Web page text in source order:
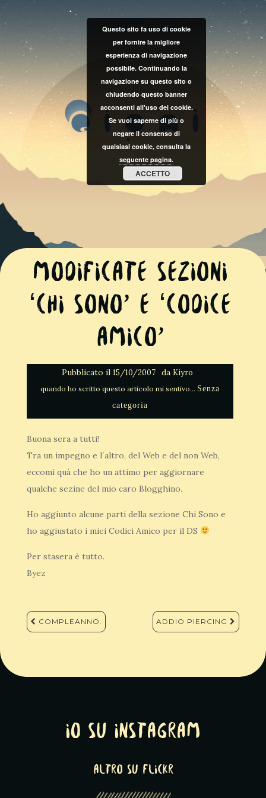
Modificate sezioni
‘Chi sono’ e ‘Codice
Amico’
Pubblicato il 15/10/2007 da Kiyro
Senza
categoria
Buona sera a tutti!
Tra un impegno e l´altro, del Web e del non Web,
eccomi quà che ho un attimo per aggiornare
qualche sezine del mio caro Blogghino.
Ho aggiunto alcune parti della sezione Chi Sono e
ho aggiustato i miei Codici Amico per il DS
Per stasera è tutto.
Byez
Navigazione
articoli
COMPLEANNO. ADDIO PIERCING
Io su Instagram
altro su Flickr
Questo sito fa uso di cookie
per fornire la migliore
esperienza di navigazione
possibile. Continuando la
navigazione su questo sito o
chiudendo questo banner
acconsenti all'uso dei cookie.
Se vuoi saperne di più o
negare il consenso di
qualsiasi cookie, consulta la
seguente pagina.
ACCETTO